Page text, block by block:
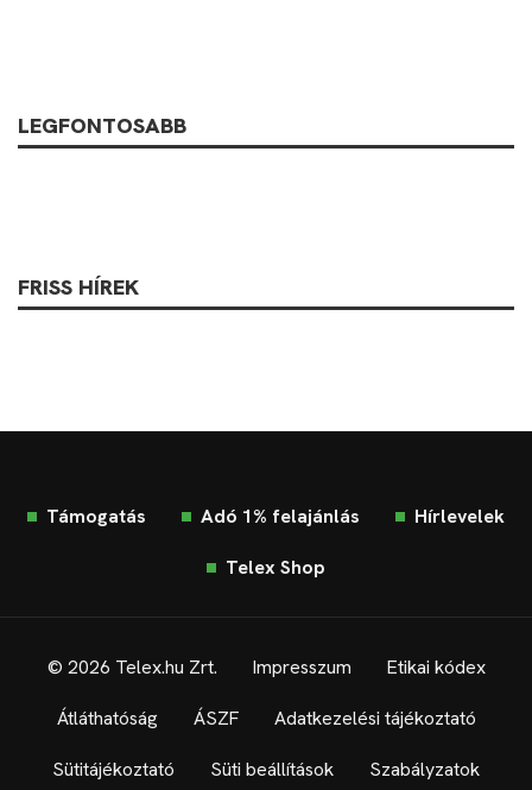
LEGFONTOSABB
FRISS HÍREK
Támogatás Adó 1% felajánlás Hírlevelek
Telex Shop
© 2026 Telex.hu Zrt. Impresszum Etikai kódex
Átláthatóság ÁSZF Adatkezelési tájékoztató
Sütitájékoztató Süti beállítások Szabályzatok